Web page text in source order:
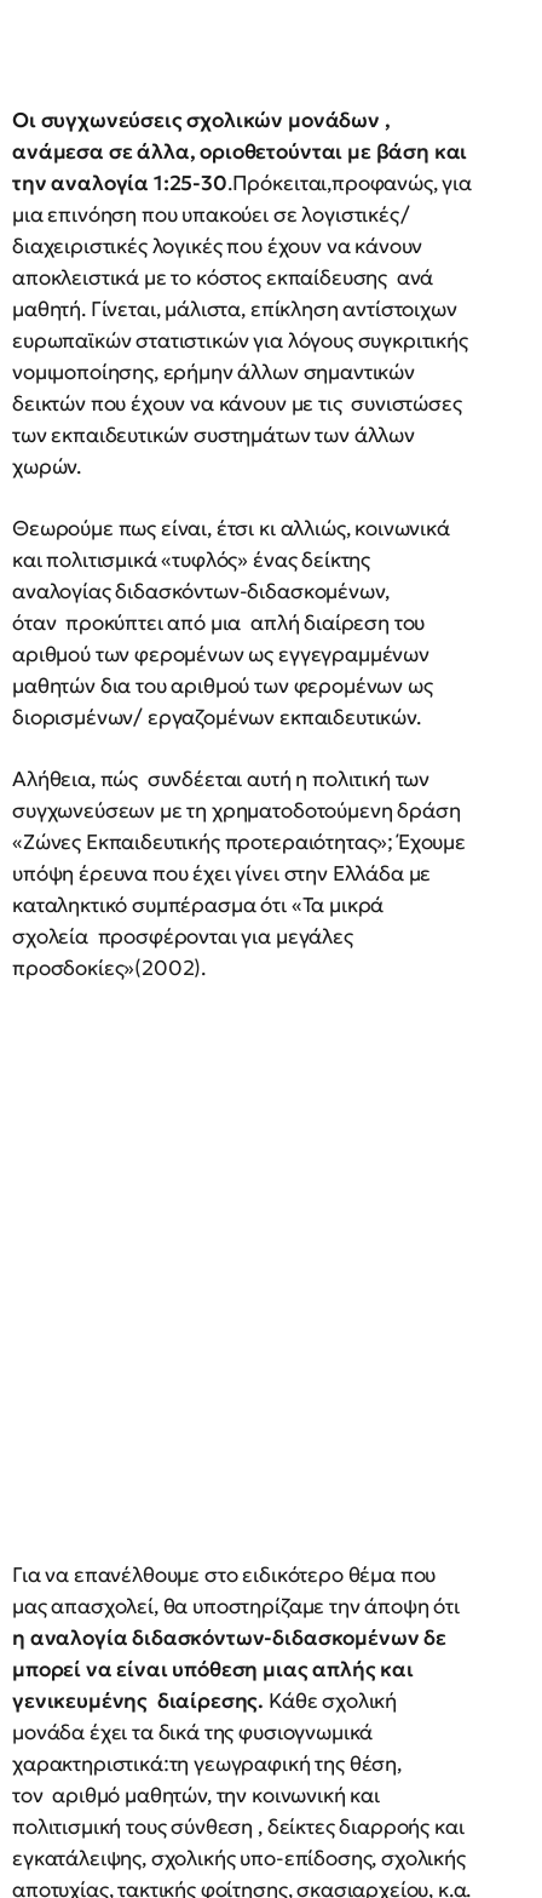
Οι συγχωνεύσεις σχολικών μονάδων ,
ανάμεσα σε άλλα, οριοθετούνται με βάση και
την αναλογία 1:25-30.Πρόκειται,προφανώς, για
μια επινόηση που υπακούει σε λογιστικές/
διαχειριστικές λογικές που έχουν να κάνουν
αποκλειστικά με το κόστος εκπαίδευσης ανά
μαθητή. Γίνεται, μάλιστα, επίκληση αντίστοιχων
ευρωπαϊκών στατιστικών για λόγους συγκριτικής
νομιμοποίησης, ερήμην άλλων σημαντικών
δεικτών που έχουν να κάνουν με τις συνιστώσες
των εκπαιδευτικών συστημάτων των άλλων
χωρών.
Θεωρούμε πως είναι, έτσι κι αλλιώς, κοινωνικά
και πολιτισμικά «τυφλός» ένας δείκτης
αναλογίας διδασκόντων-διδασκομένων,
όταν προκύπτει από μια απλή διαίρεση του
αριθμού των φερομένων ως εγγεγραμμένων
μαθητών δια του αριθμού των φερομένων ως
διορισμένων/ εργαζομένων εκπαιδευτικών.
Αλήθεια, πώς συνδέεται αυτή η πολιτική των
συγχωνεύσεων με τη χρηματοδοτούμενη δράση
«Ζώνες Εκπαιδευτικής προτεραιότητας»; Έχουμε
υπόψη έρευνα που έχει γίνει στην Ελλάδα με
καταληκτικό συμπέρασμα ότι «Τα μικρά
σχολεία προσφέρονται για μεγάλες
προσδοκίες»(2002).
Για να επανέλθουμε στο ειδικότερο θέμα που
μας απασχολεί, θα υποστηρίζαμε την άποψη ότι
η αναλογία διδασκόντων-διδασκομένων δε
μπορεί να είναι υπόθεση μιας απλής και
γενικευμένης διαίρεσης. Κάθε σχολική
μονάδα έχει τα δικά της φυσιογνωμικά
χαρακτηριστικά:τη γεωγραφική της θέση,
τον αριθμό μαθητών, την κοινωνική και
πολιτισμική τους σύνθεση , δείκτες διαρροής και
εγκατάλειψης, σχολικής υπο-επίδοσης, σχολικής
αποτυχίας, τακτικής φοίτησης, σκασιαρχείου, κ.α.